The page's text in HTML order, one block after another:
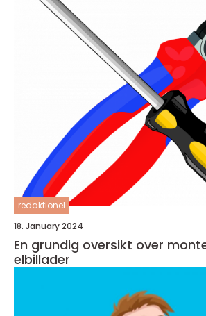
redaktionel
18. January 2024
En grundig oversikt over
elbillader